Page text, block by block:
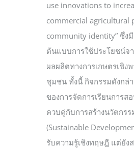
use innovations to
commercial agricultural
community identity” ซึ่ง
ต้นแบบการใช้ประโยชน์จ
ผลผลิตทางการเกษตรเชิ
ชุมชน ทั้งนี้ กิจกรรมดังกล่
ของการจัดการเรียนการส
ควบคู่กับการสร้างนวัตกร
(Sustainable
รับความรู้เชิงทฤษฎี แต่ยั